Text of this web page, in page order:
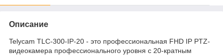
Описание
Telycam TLC-300-IP-20 - это профессиональная FHD IP PTZ-
видеокамера профессионального уровня с 20-кратным